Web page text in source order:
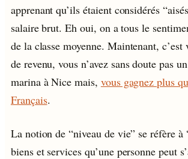
apprenant qu’ils étaient considérés
salaire brut. Eh oui, on a tous le
de la classe moyenne. Maintenant, c’est
de revenu, vous n’avez sans doute pas
marina à Nice mais, vous gagnez plus
Français.
La notion de “niveau de vie” se réfère à
biens et services qu’une personne peut